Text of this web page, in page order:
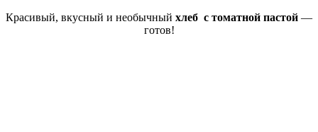
Красивый, вкусный и необычный хлеб с томатной пастой —
готов!